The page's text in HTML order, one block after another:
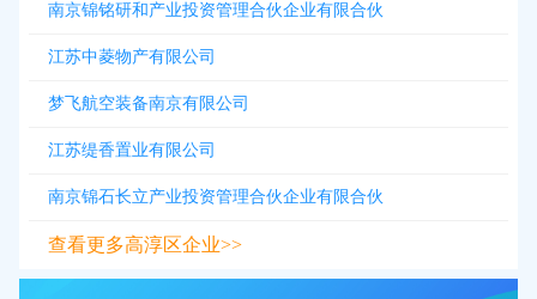
南京锦铭研和产业投资管理合伙企业有限合伙
江苏中菱物产有限公司
梦飞航空装备南京有限公司
江苏缇香置业有限公司
南京锦石长立产业投资管理合伙企业有限合伙
查看更多高淳区企业>>